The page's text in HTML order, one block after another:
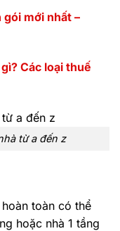
mới nhất –
Các loại thuế
từ a đến z
toàn có thể
hoặc nhà 1 tầng